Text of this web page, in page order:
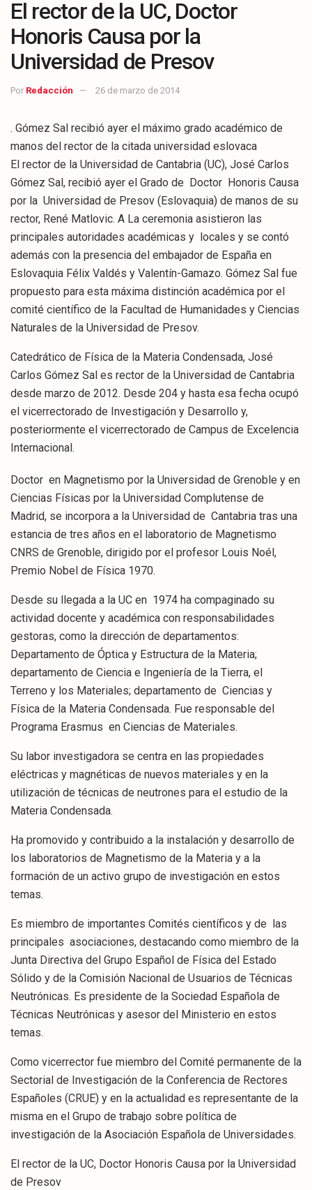
El rector de la UC, Doctor
Honoris Causa por la
Universidad de Presov
Por Redacción 26 de marzo de 2014
. Gómez Sal recibió ayer el máximo grado académico de
manos del rector de la citada universidad eslovaca
El rector de la Universidad de Cantabria (UC), José Carlos
Gómez Sal, recibió ayer el Grado de Doctor Honoris Causa
por la Universidad de Presov (Eslovaquia) de manos de su
rector, René Matlovic. A La ceremonia asistieron las
principales autoridades académicas y locales y se contó
además con la presencia del embajador de España en
Eslovaquia Félix Valdés y Valentín-Gamazo. Gómez Sal fue
propuesto para esta máxima distinción académica por el
comité científico de la Facultad de Humanidades y Ciencias
Naturales de la Universidad de Presov.
Catedrático de Física de la Materia Condensada, José
Carlos Gómez Sal es rector de la Universidad de Cantabria
desde marzo de 2012. Desde 204 y hasta esa fecha ocupó
el vicerrectorado de Investigación y Desarrollo y,
posteriormente el vicerrectorado de Campus de Excelencia
Internacional.
Doctor en Magnetismo por la Universidad de Grenoble y en
Ciencias Físicas por la Universidad Complutense de
Madrid, se incorpora a la Universidad de Cantabria tras una
estancia de tres años en el laboratorio de Magnetismo
CNRS de Grenoble, dirigido por el profesor Louis Noél,
Premio Nobel de Física 1970.
Desde su llegada a la UC en 1974 ha compaginado su
actividad docente y académica con responsabilidades
gestoras, como la dirección de departamentos:
Departamento de Óptica y Estructura de la Materia;
departamento de Ciencia e Ingeniería de la Tierra, el
Terreno y los Materiales; departamento de Ciencias y
Física de la Materia Condensada. Fue responsable del
Programa Erasmus en Ciencias de Materiales.
Su labor investigadora se centra en las propiedades
eléctricas y magnéticas de nuevos materiales y en la
utilización de técnicas de neutrones para el estudio de la
Materia Condensada.
Ha promovido y contribuido a la instalación y desarrollo de
los laboratorios de Magnetismo de la Materia y a la
formación de un activo grupo de investigación en estos
temas.
Es miembro de importantes Comités científicos y de las
principales asociaciones, destacando como miembro de la
Junta Directiva del Grupo Español de Física del Estado
Sólido y de la Comisión Nacional de Usuarios de Técnicas
Neutrónicas. Es presidente de la Sociedad Española de
Técnicas Neutrónicas y asesor del Ministerio en estos
temas.
Como vicerrector fue miembro del Comité permanente de la
Sectorial de Investigación de la Conferencia de Rectores
Españoles (CRUE) y en la actualidad es representante de la
misma en el Grupo de trabajo sobre política de
investigación de la Asociación Española de Universidades.
El rector de la UC, Doctor Honoris Causa por la Universidad
de Presov